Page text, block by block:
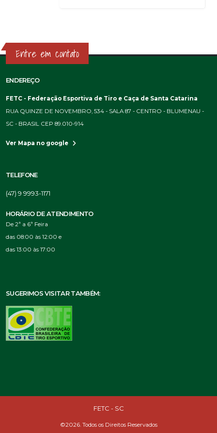
Entre em contato
ENDEREÇO
FETC - Federação Esportiva de Tiro e Caça de Santa Catarina
RUA QUINZE DE NOVEMBRO, 534 - SALA 87 - CENTRO - BLUMENAU -
SC - BRASIL CEP 89.010-914
Ver Mapa no google
TELEFONE
(47) 9 9993-1171
HORÁRIO DE ATENDIMENTO
De 2ª a 6ª Feira
das 08:00 às 12:00 e
das 13:00 às 17:00
SUGERIMOS VISITAR TAMBÉM:
FETC - SC
©2026. Todos os Direitos Reservados